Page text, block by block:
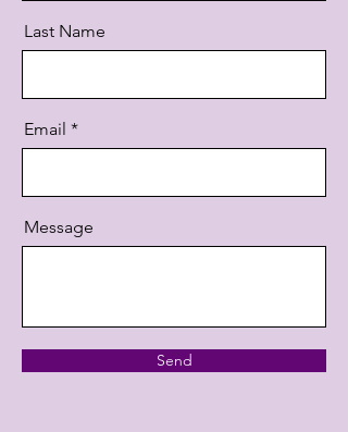
Last Name
Email
Message
Send